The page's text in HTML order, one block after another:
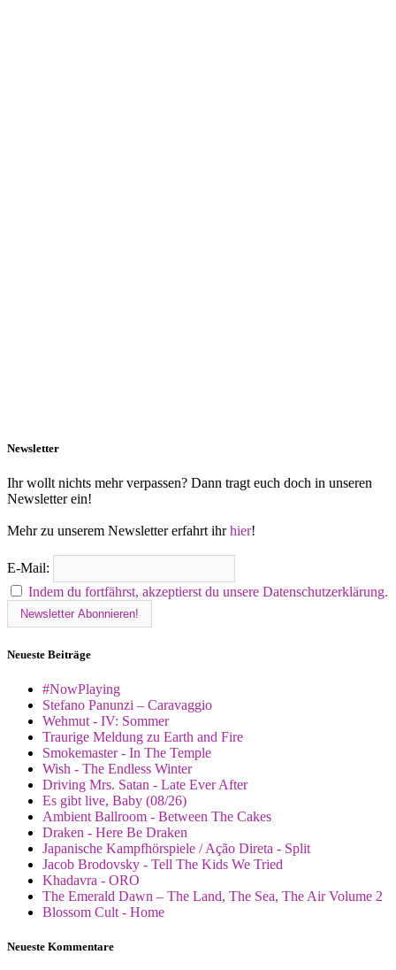
Newsletter
Ihr wollt nichts mehr verpassen? Dann tragt euch doch in unseren
Newsletter ein!
Mehr zu unserem Newsletter erfahrt ihrhier!
E-Mail:
Indem du fortfährst, akzeptierst du unsere Datenschutzerklärung.
Neueste Beiträge
#NowPlaying
Stefano Panunzi – Caravaggio
Wehmut - IV: Sommer
Traurige Meldung zu Earth and Fire
Smokemaster - In The Temple
Wish - The Endless Winter
Driving Mrs. Satan - Late Ever After
Es gibt live, Baby (08/26)
Ambient Ballroom - Between The Cakes
Draken - Here Be Draken
Japanische Kampfhörspiele / Ação Direta - Split
Jacob Brodovsky - Tell The Kids We Tried
Khadavra - ORO
The Emerald Dawn – The Land, The Sea, The Air Volume 2
Blossom Cult - Home
Neueste Kommentare